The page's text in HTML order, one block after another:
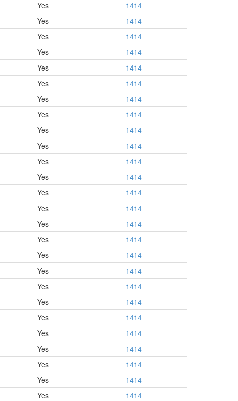
Yes
1414
Yes
1414
Yes
1414
Yes
1414
Yes
1414
Yes
1414
Yes
1414
Yes
1414
Yes
1414
Yes
1414
Yes
1414
Yes
1414
Yes
1414
Yes
1414
Yes
1414
Yes
1414
Yes
1414
Yes
1414
Yes
1414
Yes
1414
Yes
1414
Yes
1414
Yes
1414
Yes
1414
Yes
1414
Yes
1414